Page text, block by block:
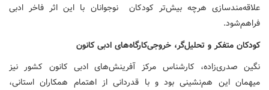
علاقه‌مندسازی هرچه بیش‌تر کودکان نوجوانان با این اثر فاخر ادبی
فراهم‌شود.
کودکان متفکر و تحلیل‌گر، خروجی‌کارگاه‌های ادبی کانون
نگین صدری‌زاده، کارشناس مرکز آفرینش‌های ادبی کانون کشور نیز
میهمان این هم‌نشینی بود و با قدردانی از اهتمام همکاران استانی،